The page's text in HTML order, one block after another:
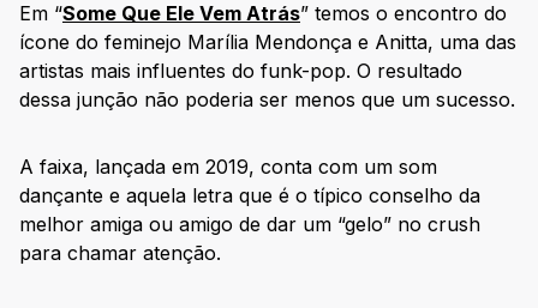
Em “Some Que Ele Vem Atrás” temos o encontro do
ícone do feminejo Marília Mendonça e Anitta, uma das
artistas mais influentes do funk-pop. O resultado
dessa junção não poderia ser menos que um sucesso.
A faixa, lançada em 2019, conta com um som
dançante e aquela letra que é o típico conselho da
melhor amiga ou amigo de dar um “gelo” no crush
para chamar atenção.